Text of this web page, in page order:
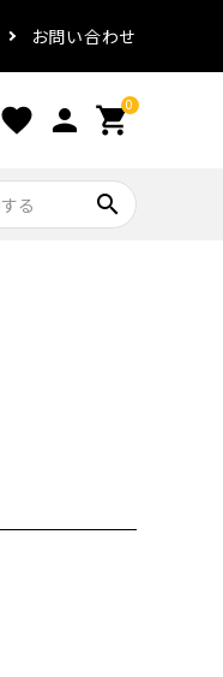
お問い合わせ
favorite person 0
shopping_cart
search